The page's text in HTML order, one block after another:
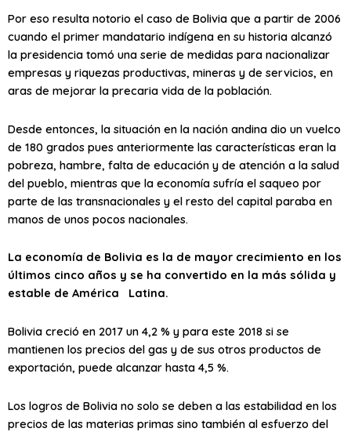
Por eso resulta notorio el caso de Bolivia que a partir de 2006
cuando el primer mandatario indígena en su historia alcanzó
la presidencia tomó una serie de medidas para nacionalizar
empresas y riquezas productivas, mineras y de servicios, en
aras de mejorar la precaria vida de la población.
Desde entonces, la situación en la nación andina dio un vuelco
de 180 grados pues anteriormente las características eran la
pobreza, hambre, falta de educación y de atención a la salud
del pueblo, mientras que la economía sufría el saqueo por
parte de las transnacionales y el resto del capital paraba en
manos de unos pocos nacionales.
La economía de Bolivia es la de mayor crecimiento en los
últimos cinco años y se ha convertido en la más sólida y
estable de América
Latina.
Bolivia creció en 2017 un 4,2 % y para este 2018 si se
mantienen los precios del gas y de sus otros productos de
exportación, puede alcanzar hasta 4,5 %.
Los logros de Bolivia no solo se deben a las estabilidad en los
precios de las materias primas sino también al esfuerzo del